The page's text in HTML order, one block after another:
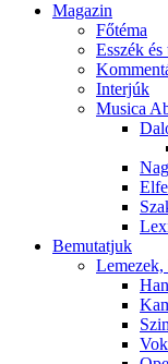
Magazin
Főtéma
Esszék
Interjúk
Musica
Bemutatjuk